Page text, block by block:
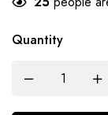
Quantity